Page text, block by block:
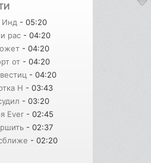
Инд - 05:20
рас - 04:20
- 04:20
от - 04:20
- 04:20
H - 03:43
- 03:20
Ever - 02:45
- 02:37
- 02:20